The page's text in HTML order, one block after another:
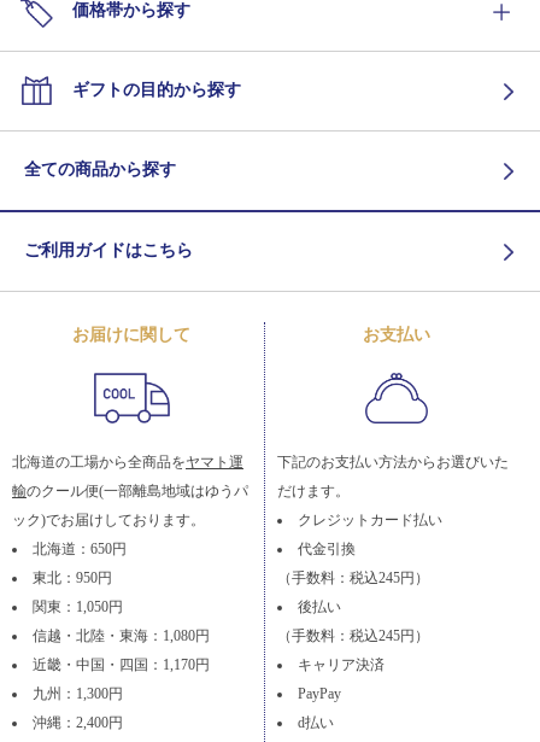
価格帯から探す
ギフトの目的から探す
全ての商品から探す
ご利用ガイドはこちら
お届けに関して
北海道の工場から全商品をヤマト運
輸のクール便(一部離島地域はゆうパ
ック)でお届けしております。
北海道：650円
東北：950円
関東：1,050円
信越・北陸・東海：1,080円
近畿・中国・四国：1,170円
九州：1,300円
沖縄：2,400円
お支払い
下記のお支払い方法からお選びいた
だけます。
クレジットカード払い
代金引換
（手数料：税込245円）
後払い
（手数料：税込245円）
キャリア決済
PayPay
d払い